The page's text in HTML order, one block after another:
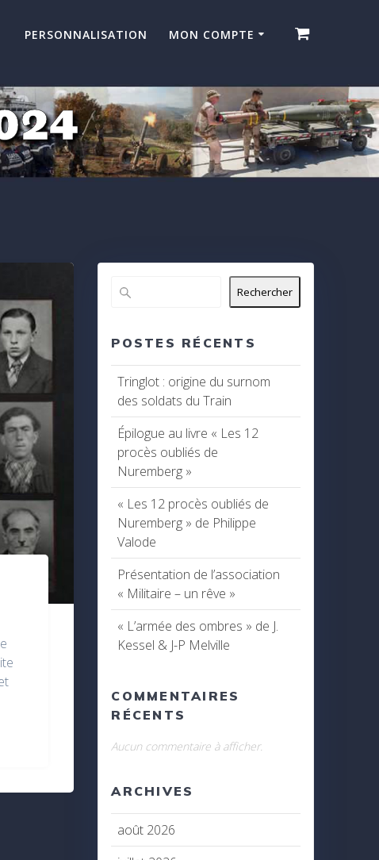
PERSONNALISATION MON COMPTE
Rechercher
POSTES RÉCENTS
Tringlot : origine du surnom
des soldats du Train
Épilogue au livre « Les 12
procès oubliés de
Nuremberg »
« Les 12 procès oubliés de
Nuremberg » de Philippe
Valode
Présentation de l’association
« Militaire – un rêve »
« L’armée des ombres » de J.
Kessel & J-P Melville
COMMENTAIRES
RÉCENTS
Aucun commentaire à afficher.
ARCHIVES
août 2026